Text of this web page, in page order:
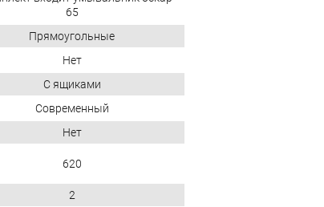
65
Прямоугольные
Нет
С ящиками
Современный
Нет
620
2